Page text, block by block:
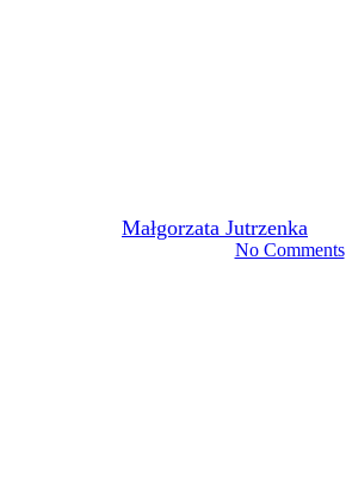
Małgorzata Jutrzenka
No Comments